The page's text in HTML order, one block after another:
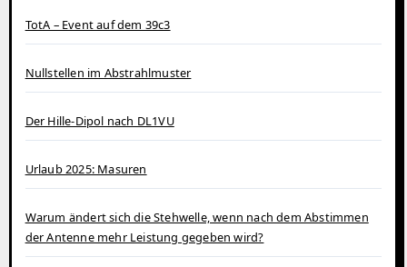
TotA – Event auf dem 39c3
Nullstellen im Abstrahlmuster
Der Hille-Dipol nach DL1VU
Urlaub 2025: Masuren
Warum ändert sich die Stehwelle, wenn nach dem Abstimmen
der Antenne mehr Leistung gegeben wird?